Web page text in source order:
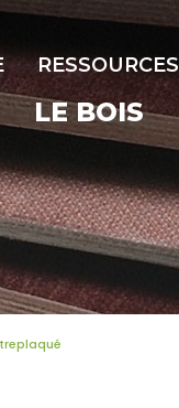
RESSOURCES
LE BOIS